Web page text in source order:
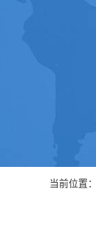
当前位置：